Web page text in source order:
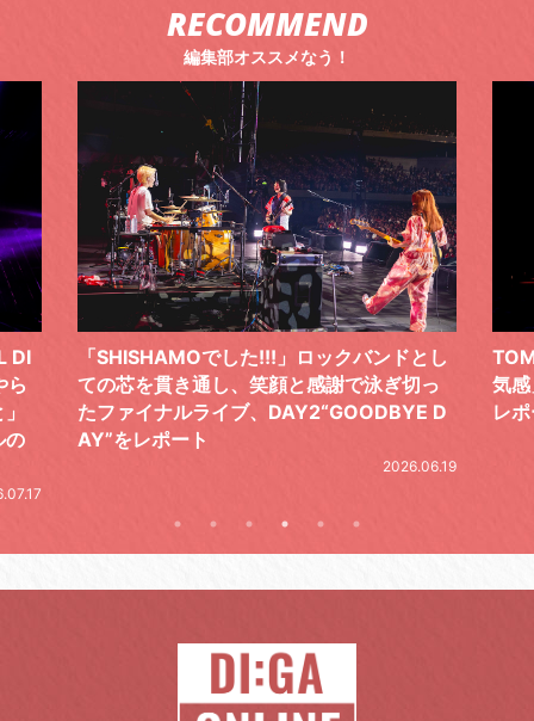
RECOMMEND
編集部オススメなう！
し
っ
D
TOMOO、３台の鍵盤で「6月から7月の空
気感」を鮮やかに描いた、FC限定ライブを
レポート
筋
の
と